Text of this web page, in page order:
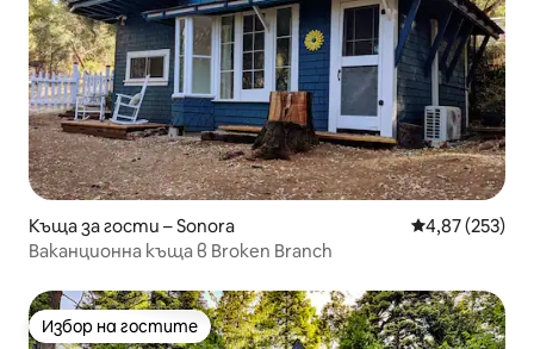
Къща за гости – Sonora Средна
4,87 (253)
Ваканционна къща в Broken Branch
Избор на гостите
Избор на гостите